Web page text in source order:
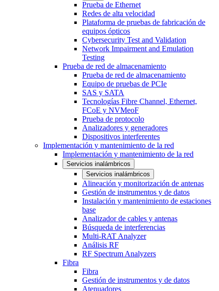
Prueba de Ethernet
Redes de alta velocidad
Plataforma de pruebas de fabricación de
equipos ópticos
Cybersecurity Test and Validation
Network Impairment and Emulation
Testing
Prueba de red de almacenamiento
Prueba de red de almacenamiento
Equipo de pruebas de PCIe
SAS y SATA
Tecnologías Fibre Channel, Ethernet,
FCoE y NVMeoF
Prueba de protocolo
Analizadores y generadores
Dispositivos interferentes
Implementación y mantenimiento de la red
Implementación y mantenimiento de la red
Servicios inalámbricos
Servicios inalámbricos
Alineación y monitorización de antenas
Gestión de instrumentos y de datos
Instalación y mantenimiento de estaciones
base
Analizador de cables y antenas
Búsqueda de interferencias
Multi-RAT Analyzer
Análisis RF
RF Spectrum Analyzers
Fibra
Fibra
Gestión de instrumentos y de datos
Atenuadores